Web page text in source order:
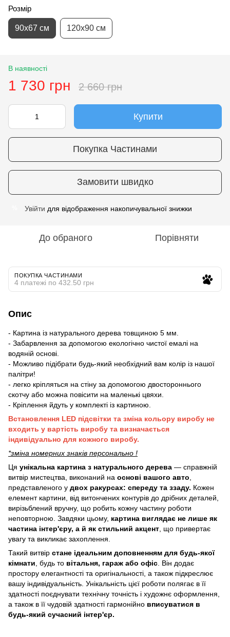
Розмір
90х67 см 120х90 см
В наявності
1 730 грн 2 660 грн
Купити
Покупка Частинами
Замовити швидко
Увійти для відображення накопичувальної знижки
До обраного Порівняти
ПОКУПКА ЧАСТИНАМИ
4 платежі по 432.50 грн
Опис
- Картина із натурального дерева товщиною 5 мм.
- Забарвлення за допомогою екологічно чистої емалі на
водяній основі.
- Можливо підібрати будь-який необхідний вам колір із нашої
палітри!
- легко кріпляться на стіну за допомогою двостороннього
скотчу або можна повісити на маленькі цвяхи.
- Кріплення йдуть у комплекті із картиною.
Встановлення LED підсвітки та зміна кольору виробу не
входить у вартість виробу та визначається
індивідуально для кожного виробу.
*зміна номерних знаків персонально !
Ця унікальна картина з натурального дерева — справжній
витвір мистецтва, виконаний на основі вашого авто
представленого у двох ракурсах: спереду та ззаду. Кожен
елемент картини, від витончених контурів до дрібних деталей,
вирізьблений вручну, що робить кожну частину роботи
неповторною. Завдяки цьому, картина виглядає не лише як
частина інтер'єру, а й як стильний акцент , що привертає
увагу та викликає захоплення.
Такий витвір стане ідеальним доповненням для будь-якої
кімнати , будь то вітальня, гараж або офіс . Він додає
простору елегантності та оригінальності, а також підкреслює
вашу індивідуальність. Унікальність цієї роботи полягає в її
здатності поєднувати технічну точність і художнє оформлення,
а також в її чудовій здатності гармонійно вписуватися в
будь-який сучасний інтер'єр.